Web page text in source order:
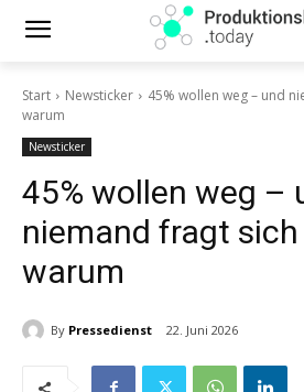
Start Newsticker
45% wollen weg – und
warum
Newsticker
45% wollen weg –
niemand fragt
warum
By Pressedienst 22. Juni 2026